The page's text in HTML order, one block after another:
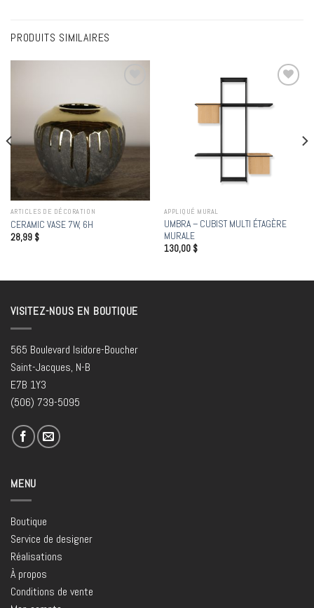
PRODUITS SIMILAIRES
ARTICLES DE DÉCORATION
CERAMIC VASE 7W, 6H
28,99 $
wishlist
APPLIQUÉ MURAL
UMBRA – CUBIST MULTI ÉTAGÈRE
MURALE
130,00 $
VISITEZ-NOUS EN BOUTIQUE
565 Boulevard Isidore-Boucher
Saint-Jacques, N-B
E7B 1Y3
(506) 739-5095
MENU
Boutique
Service de designer
Réalisations
À propos
Conditions de vente